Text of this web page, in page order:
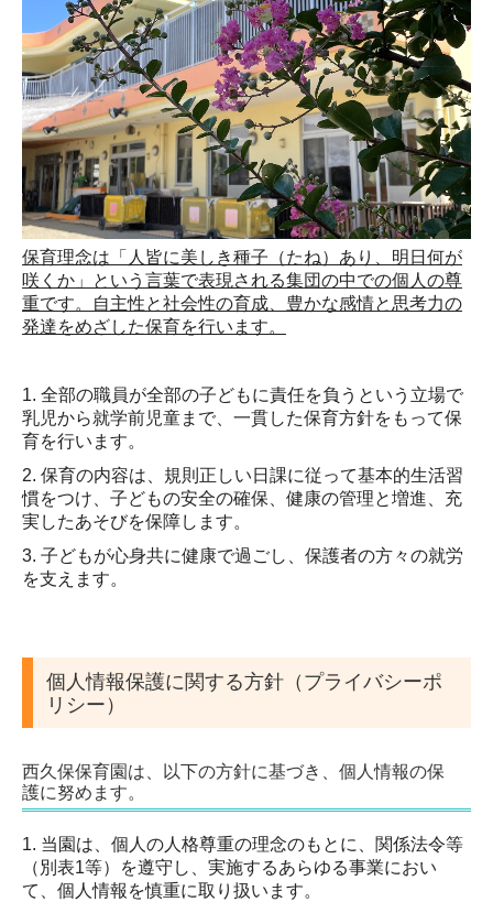
募集要項（調理補助）
保育理念は「人皆に美しき種子（たね）あり、明日何が
咲くか」という言葉で表現される集団の中での個人の尊
重です。自主性と社会性の育成、豊かな感情と思考力の
発達をめざした保育を行います。
1. 全部の職員が全部の子どもに責任を負うという立場で
乳児から就学前児童まで、一貫した保育方針をもって保
育を行います。
2. 保育の内容は、規則正しい日課に従って基本的生活習
慣をつけ、子どもの安全の確保、健康の管理と増進、充
実したあそびを保障します。
3. 子どもが心身共に健康で過ごし、保護者の方々の就労
を支えます。
個人情報保護に関する方針（プライバシーポ
リシー）
西久保保育園は、以下の方針に基づき、個人情報の保
護に努めます。
1. 当園は、個人の人格尊重の理念のもとに、関係法令等
（別表1等）を遵守し、実施するあらゆる事業におい
て、個人情報を慎重に取り扱います。